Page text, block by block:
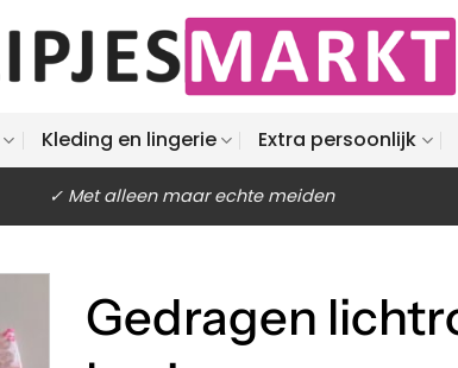
Kleding en lingerie Extra persoonlijk
✓ Met alleen maar echte meiden
Gedragen